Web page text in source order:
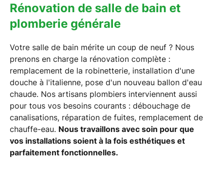
Rénovation de salle de bain et
plomberie générale
Votre salle de bain mérite un coup de neuf ? Nous
prenons en charge la rénovation complète :
remplacement de la robinetterie, installation d'une
douche à l'italienne, pose d'un nouveau ballon d'eau
chaude. Nos artisans plombiers interviennent aussi
pour tous vos besoins courants : débouchage de
canalisations, réparation de fuites, remplacement de
chauffe-eau. Nous travaillons avec soin pour que
vos installations soient à la fois esthétiques et
parfaitement fonctionnelles.